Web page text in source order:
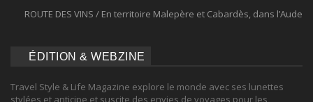
ROUTE DES VINS / En territoire Malepère et Cabardès, dans l’Aude
ÉDITION & WEBZINE
Travel Style & Life Magazine explore le monde avec ses lunettes
stylées et anticipe et suscite des envies de voyages pour les